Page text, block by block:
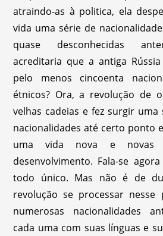
atraindo-as à politica, ela
vida uma série de
quase desconhecidas
acreditaria que a antiga
pelo menos cincoenta
étnicos? Ora, a revolução de
velhas cadeias e fez surgir
nacionalidades até certo ponto
uma vida nova e novas
desenvolvimento. Fala-se
todo único. Mas não é de
revolução se processar
numerosas nacionalidades
cada uma com suas línguas e